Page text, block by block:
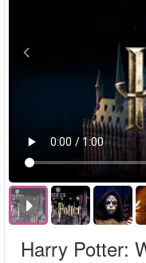
Harry Potter: